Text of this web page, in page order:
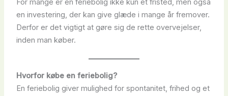
For mange er en feriebolig ikke kun et fristed, men også
en investering, der kan give glæde i mange år fremover.
Derfor er det vigtigt at gøre sig de rette overvejelser,
inden man køber.
Hvorfor købe en feriebolig?
En feriebolig giver mulighed for spontanitet, frihed og et